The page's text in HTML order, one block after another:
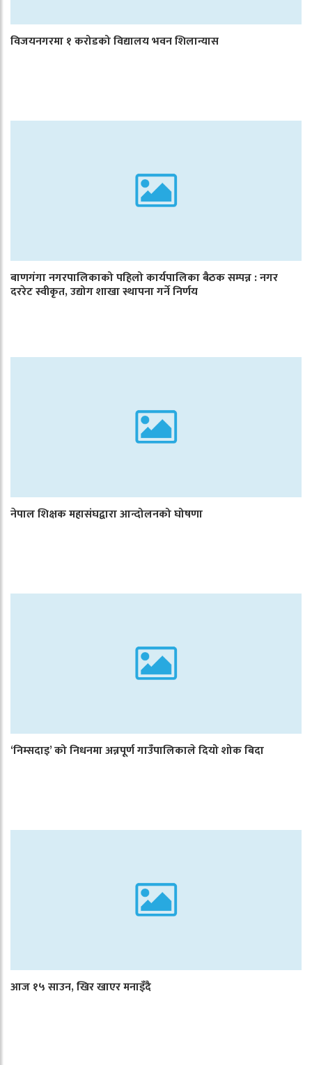
विजयनगरमा १ करोडको विद्यालय भवन शिलान्यास
बाणगंगा नगरपालिकाको पहिलो कार्यपालिका बैठक सम्पन्न : नगर
दररेट स्वीकृत, उद्योग शाखा स्थापना गर्ने निर्णय
नेपाल शिक्षक महासंघद्वारा आन्दोलनको घोषणा
‘निम्सदाइ’ को निधनमा अन्नपूर्ण गाउँपालिकाले दियो शोक बिदा
आज १५ साउन, खिर खाएर मनाइँदै